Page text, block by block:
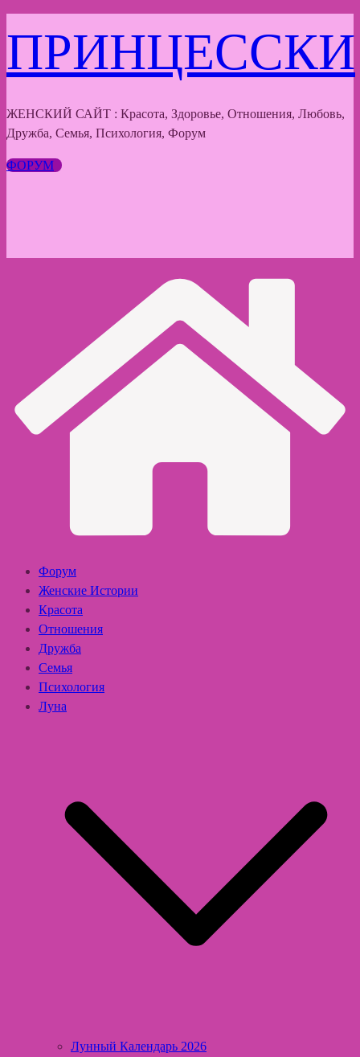
к
содержимому
ПРИНЦЕССКИ
ЖЕНСКИЙ САЙТ : Красота, Здоровье, Отношения, Любовь,
Дружба, Семья, Психология, Форум
ФОРУМ
Форум
Женские Истории
Красота
Отношения
Дружба
Семья
Психология
Луна
Лунный Календарь 2026